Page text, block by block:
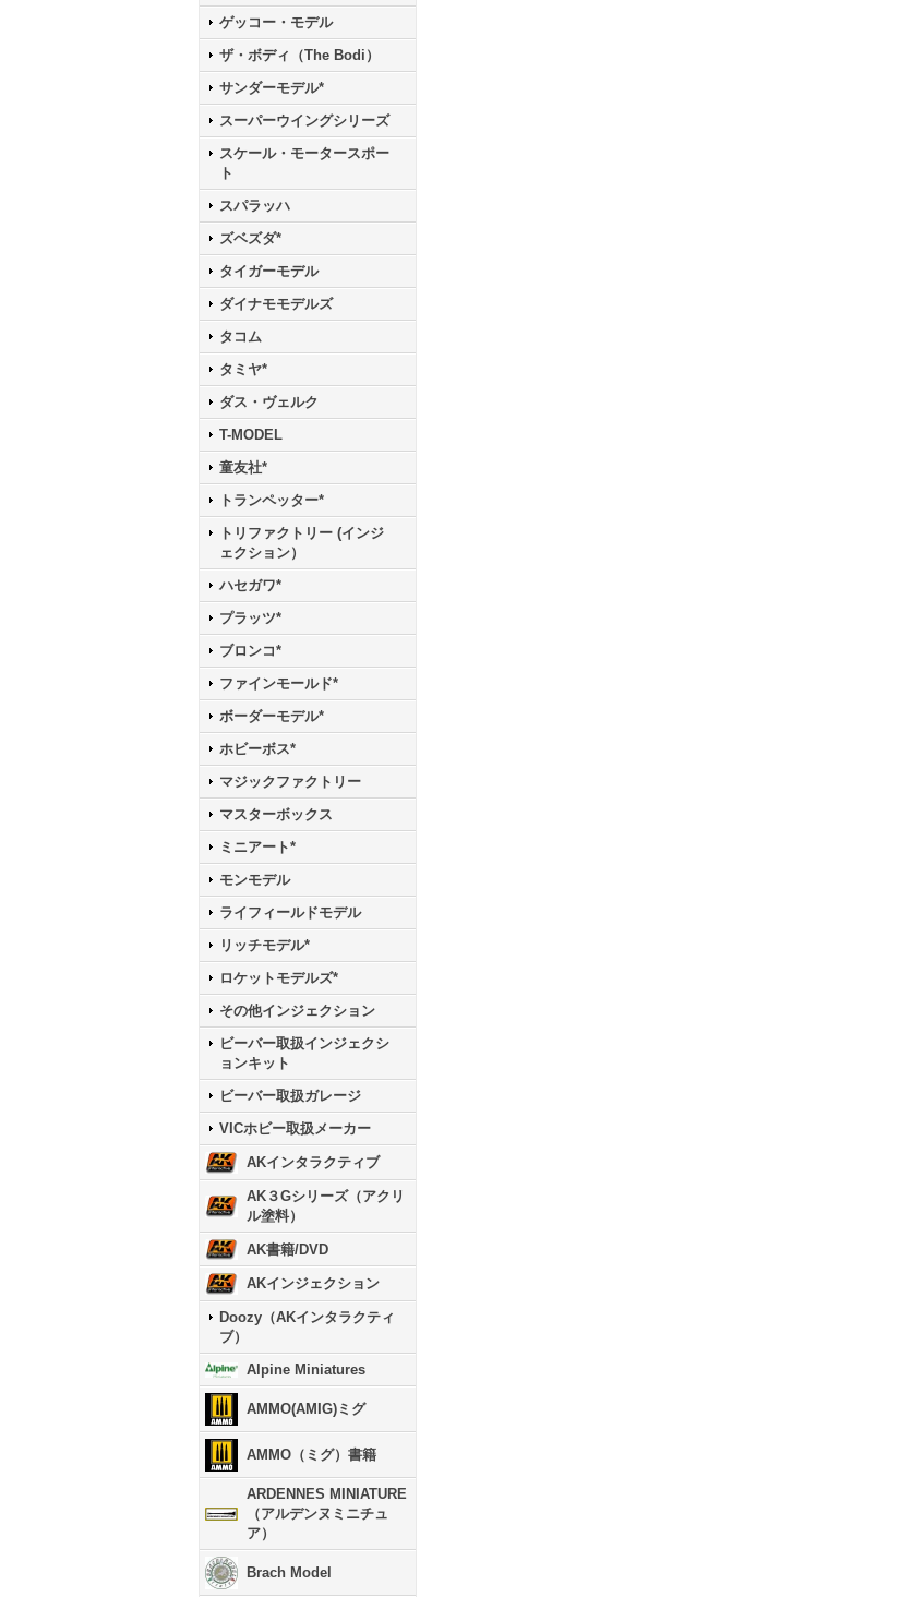
ゲッコー・モデル
ザ・ボディ（The Bodi）
サンダーモデル*
スーパーウイングシリーズ
スケール・モータースポー
ト
スパラッハ
ズベズダ*
タイガーモデル
ダイナモモデルズ
タコム
タミヤ*
ダス・ヴェルク
T-MODEL
童友社*
トランペッター*
トリファクトリー (インジ
ェクション）
ハセガワ*
プラッツ*
ブロンコ*
ファインモールド*
ボーダーモデル*
ホビーボス*
マジックファクトリー
マスターボックス
ミニアート*
モンモデル
ライフィールドモデル
リッチモデル*
ロケットモデルズ*
その他インジェクション
ビーバー取扱インジェクシ
ョンキット
ビーバー取扱ガレージ
VICホビー取扱メーカー
AKインタラクティブ
AK３Gシリーズ（アクリ
ル塗料）
AK書籍/DVD
AKインジェクション
Doozy（AKインタラクティ
ブ）
Alpine Miniatures
AMMO(AMIG)ミグ
AMMO（ミグ）書籍
ARDENNES MINIATURE
（アルデンヌミニチュ
ア）
Brach Model